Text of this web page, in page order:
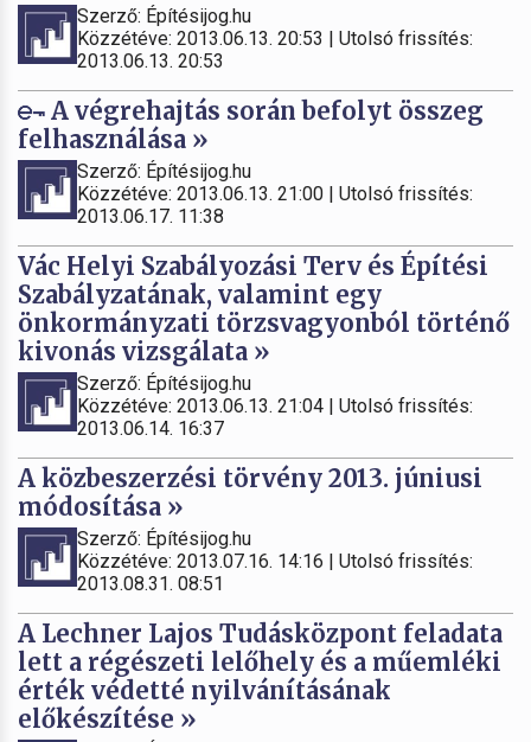
Szerző: Építésijog.hu
Közzétéve: 2013.06.13. 20:53 | Utolsó frissítés:
2013.06.13. 20:53
A végrehajtás során befolyt összeg
felhasználása »
Szerző: Építésijog.hu
Közzétéve: 2013.06.13. 21:00 | Utolsó frissítés:
2013.06.17. 11:38
Vác Helyi Szabályozási Terv és Építési
Szabályzatának, valamint egy
önkormányzati törzsvagyonból történő
kivonás vizsgálata »
Szerző: Építésijog.hu
Közzétéve: 2013.06.13. 21:04 | Utolsó frissítés:
2013.06.14. 16:37
A közbeszerzési törvény 2013. júniusi
módosítása »
Szerző: Építésijog.hu
Közzétéve: 2013.07.16. 14:16 | Utolsó frissítés:
2013.08.31. 08:51
A Lechner Lajos Tudásközpont feladata
lett a régészeti lelőhely és a műemléki
érték védetté nyilvánításának
előkészítése »